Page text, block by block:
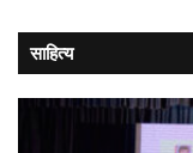
साहित्य